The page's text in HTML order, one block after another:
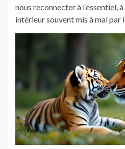
nous reconnecter à l’essentiel,
intérieur souvent mis à mal par